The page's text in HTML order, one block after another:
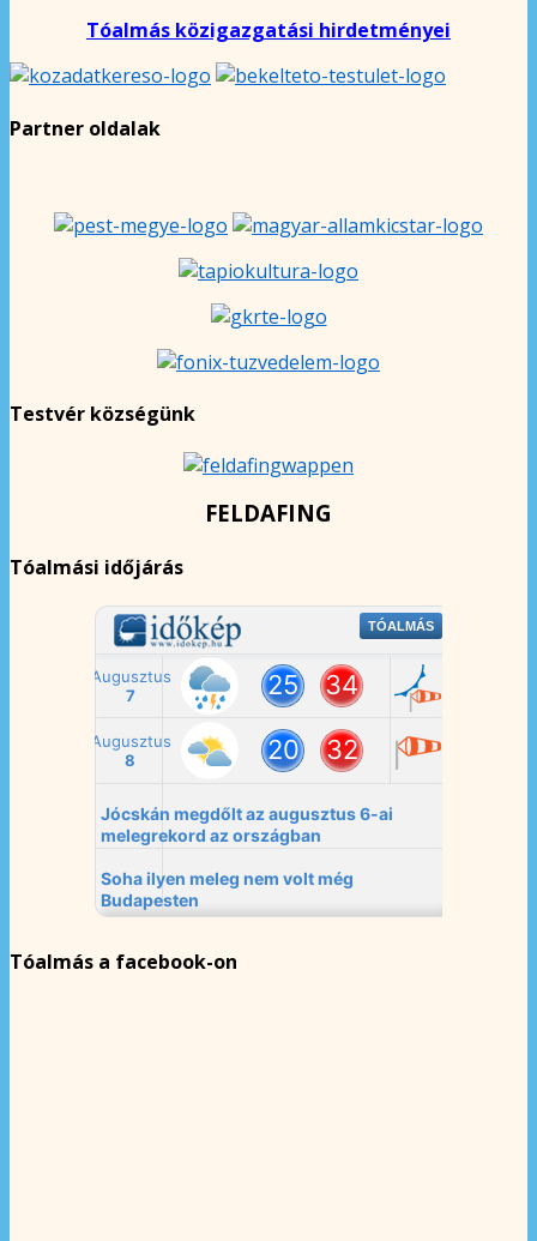
Tóalmás közigazgatási hirdetményei
Partner oldalak
Testvér községünk
FELDAFING
Tóalmási időjárás
Tóalmás a facebook-on